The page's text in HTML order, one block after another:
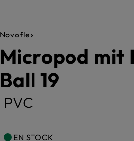
Novoflex
Micropod mit
Ball 19
PVC
EN STOCK